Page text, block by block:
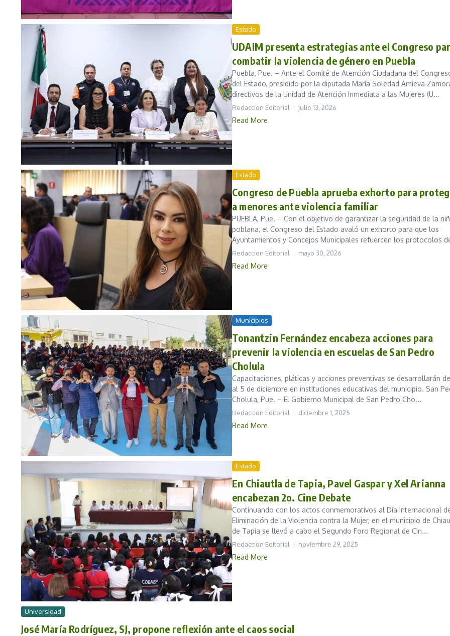
Estado
UDAIM presenta estrategias ante el Congreso
combatir la violencia de género en Puebla
Puebla, Pue. – Ante el Comité de Atención Ciudadana del
del Estado, presidido por la diputada María Soledad Amieva
directivos de la Unidad de Atención Inmediata a las Mujeres (U...
Redaccion Editorial julio 13, 2026
Read More
Estado
Congreso de Puebla aprueba exhorto para
a menores ante violencia familiar
PUEBLA, Pue. – Con el objetivo de garantizar la seguridad de la
poblana, el Congreso del Estado avaló un exhorto para que los
Ayuntamientos y Concejos Municipales refuercen los protocolos
Redaccion Editorial mayo 30, 2026
Read More
Municipios
Tonantzin Fernández encabeza acciones para
prevenir la violencia en escuelas de San Pedro
Cholula
Capacitaciones, pláticas y acciones preventivas se desarrollarán
al 5 de diciembre en instituciones educativas del municipio. San
Cholula, Pue. – El Gobierno Municipal de San Pedro Cho...
Redaccion Editorial diciembre 1, 2025
Read More
Estado
En Chiautla de Tapia, Pavel Gaspar y Xel Arianna
encabezan 2o. Cine Debate
Continuando con los actos conmemorativos al Día Internacional
Eliminación de la Violencia contra la Mujer, en el municipio de
de Tapia se llevó a cabo el Segundo Foro Regional de Cin...
Redaccion Editorial noviembre 29, 2025
Read More
Universidad
José María Rodríguez, SJ, propone reflexión ante el caos social